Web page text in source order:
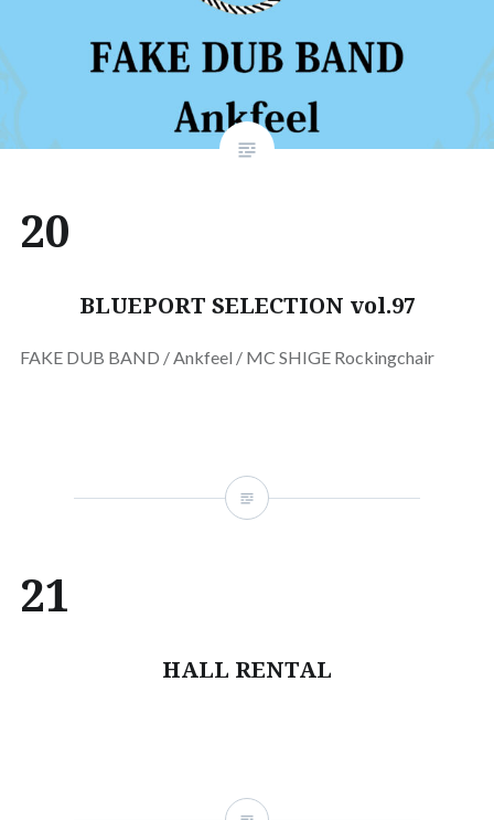
20
BLUEPORT SELECTION vol.97
FAKE DUB BAND / Ankfeel / MC SHIGE Rockingchair
21
HALL RENTAL